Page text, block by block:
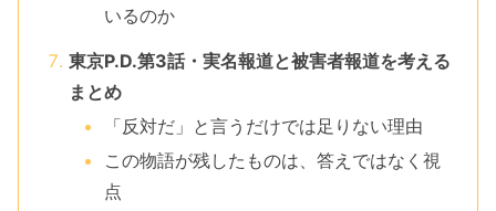
いるのか
東京P.D.第3話・実名報道と被害者報道を考える
まとめ
「反対だ」と言うだけでは足りない理由
この物語が残したものは、答えではなく視
点